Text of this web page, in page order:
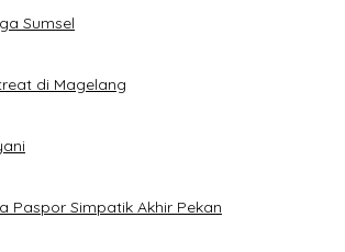
Sumsel
di Magelang
Paspor Simpatik Akhir Pekan